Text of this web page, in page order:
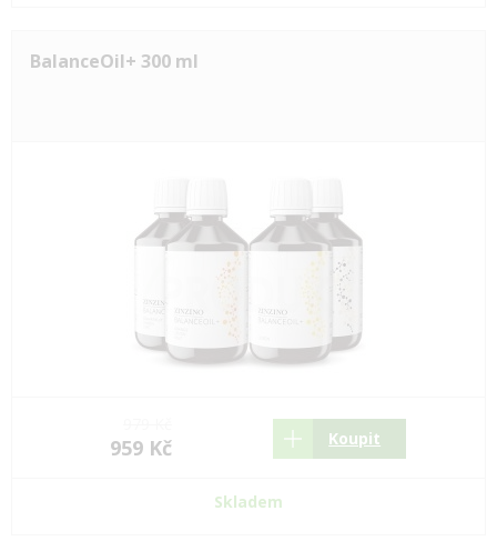
BalanceOil+ 300 ml
959 Kč Koupit
Skladem